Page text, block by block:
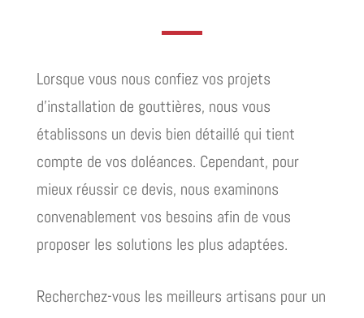
Lorsque vous nous confiez vos projets
d’installation de gouttières, nous vous
établissons un devis bien détaillé qui tient
compte de vos doléances. Cependant, pour
mieux réussir ce devis, nous examinons
convenablement vos besoins afin de vous
proposer les solutions les plus adaptées.
Recherchez-vous les meilleurs artisans pour un